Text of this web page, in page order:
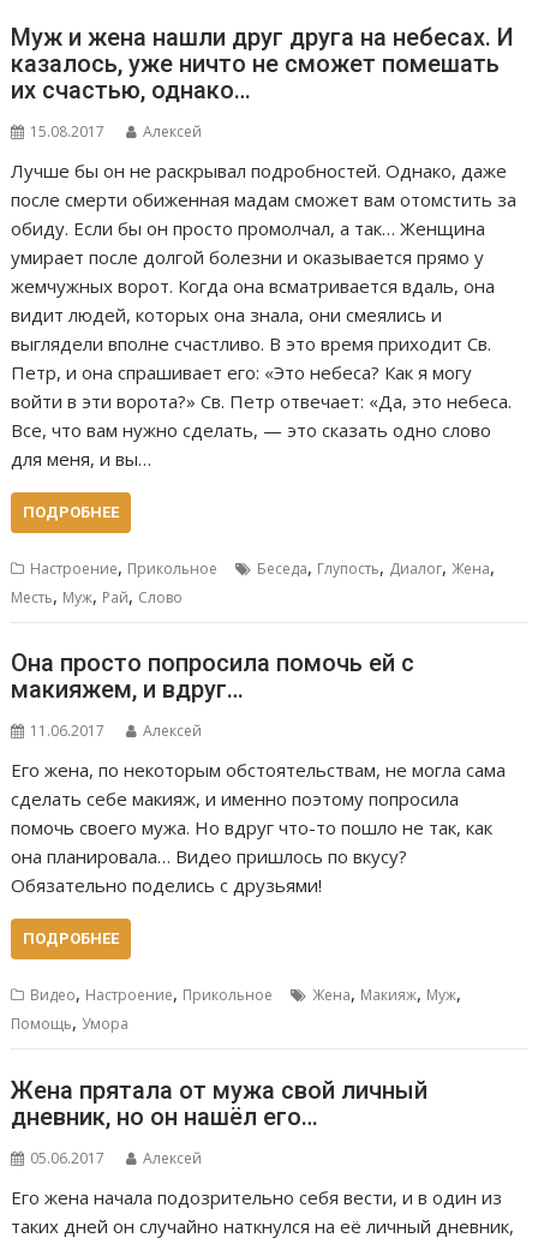
Муж и жена нашли друг друга на небесах. И
казалось, уже ничто не сможет помешать
их счастью, однако…
15.08.2017 Алексей
Лучше бы он не раскрывал подробностей. Однако, даже
после смерти обиженная мадам сможет вам отомстить за
обиду. Если бы он просто промолчал, а так… Женщина
умирает после долгой болезни и оказывается прямо у
жемчужных ворот. Когда она всматривается вдаль, она
видит людей, которых она знала, они смеялись и
выглядели вполне счастливо. В это время приходит Св.
Петр, и она спрашивает его: «Это небеса? Как я могу
войти в эти ворота?» Св. Петр отвечает: «Да, это небеса.
Все, что вам нужно сделать, — это сказать одно слово
для меня, и вы…
ПОДРОБНЕЕ
Настроение, Прикольное Беседа, Глупость, Диалог, Жена,
Месть, Муж, Рай, Слово
Она просто попросила помочь ей с
макияжем, и вдруг…
11.06.2017 Алексей
Его жена, по некоторым обстоятельствам, не могла сама
сделать себе макияж, и именно поэтому попросила
помочь своего мужа. Но вдруг что-то пошло не так, как
она планировала… Видео пришлось по вкусу?
Обязательно поделись с друзьями!
ПОДРОБНЕЕ
Видео, Настроение, Прикольное Жена, Макияж, Муж,
Помощь,Умора
Жена прятала от мужа свой личный
дневник, но он нашёл его…
05.06.2017 Алексей
Его жена начала подозрительно себя вести, и в один из
таких дней он случайно наткнулся на её личный дневник,